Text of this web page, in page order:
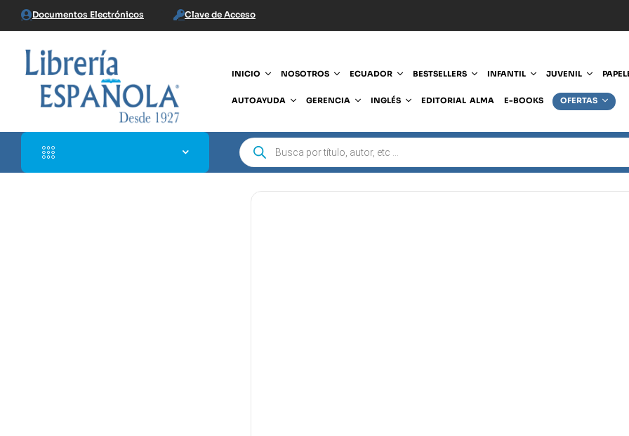
Documentos Electrónicos Clave de Acceso
INICIO NOSOTROS ECUADOR BESTSELLERS INFANTIL JUVENIL
AUTOAYUDA GERENCIA INGLÉS EDITORIAL ALMA E-BOOKS OFERTAS